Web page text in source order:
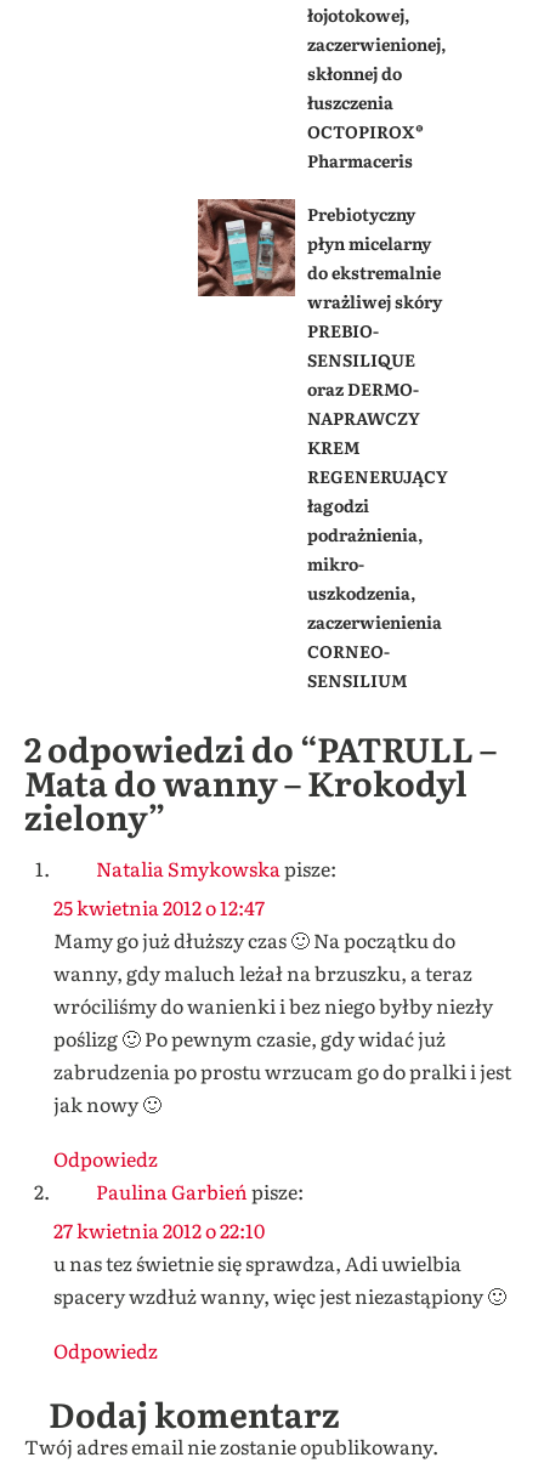
łojotokowej,
zaczerwienionej,
skłonnej do
łuszczenia
OCTOPIROX®
Pharmaceris
Prebiotyczny
płyn micelarny
do ekstremalnie
wrażliwej skóry
PREBIO-
SENSILIQUE
oraz DERMO-
NAPRAWCZY
KREM
REGENERUJĄCY
łagodzi
podrażnienia,
mikro-
uszkodzenia,
zaczerwienienia
CORNEO-
SENSILIUM
2 odpowiedzi do “PATRULL –
Mata do wanny – Krokodyl
zielony”
Natalia Smykowskapisze:
25 kwietnia 2012 o 12:47
Mamy go już dłuższy czas 🙂 Na początku do
wanny, gdy maluch leżał na brzuszku, a teraz
wróciliśmy do wanienki i bez niego byłby niezły
poślizg 🙂 Po pewnym czasie, gdy widać już
zabrudzenia po prostu wrzucam go do pralki i jest
jak nowy 🙂
Odpowiedz
Paulina Garbieńpisze:
27 kwietnia 2012 o 22:10
u nas tez świetnie się sprawdza, Adi uwielbia
spacery wzdłuż wanny, więc jest niezastąpiony 🙂
Odpowiedz
Dodaj komentarz
Twój adres email nie zostanie opublikowany.